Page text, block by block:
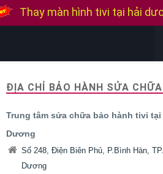
Thay màn hình tivi Samsung
Bán tivi cũ tại hải dương
Thu mua tivi cũ hỏng tại hải
ĐỊA CHỈ BẢO HÀNH SỬA CHỮA
Trung tâm sửa chữa bảo hành tivi tại
Dương
Số 248, Điện Biên Phủ, P.Bình Hàn,
Dương